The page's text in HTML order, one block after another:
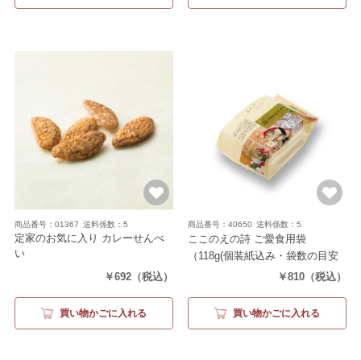
商品番号：01367 送料係数：5
定家のお気に入り カレーせんべ
い
（116ｇ 個装紙込み・袋数の目安
￥692 （税込）
買い物かごに入れる
商品番号：40650 送料係数：5
ここのえの詩 ご愛食用袋
（118g(個装紙込み・袋数の目安
￥810 （税込）
買い物かごに入れる